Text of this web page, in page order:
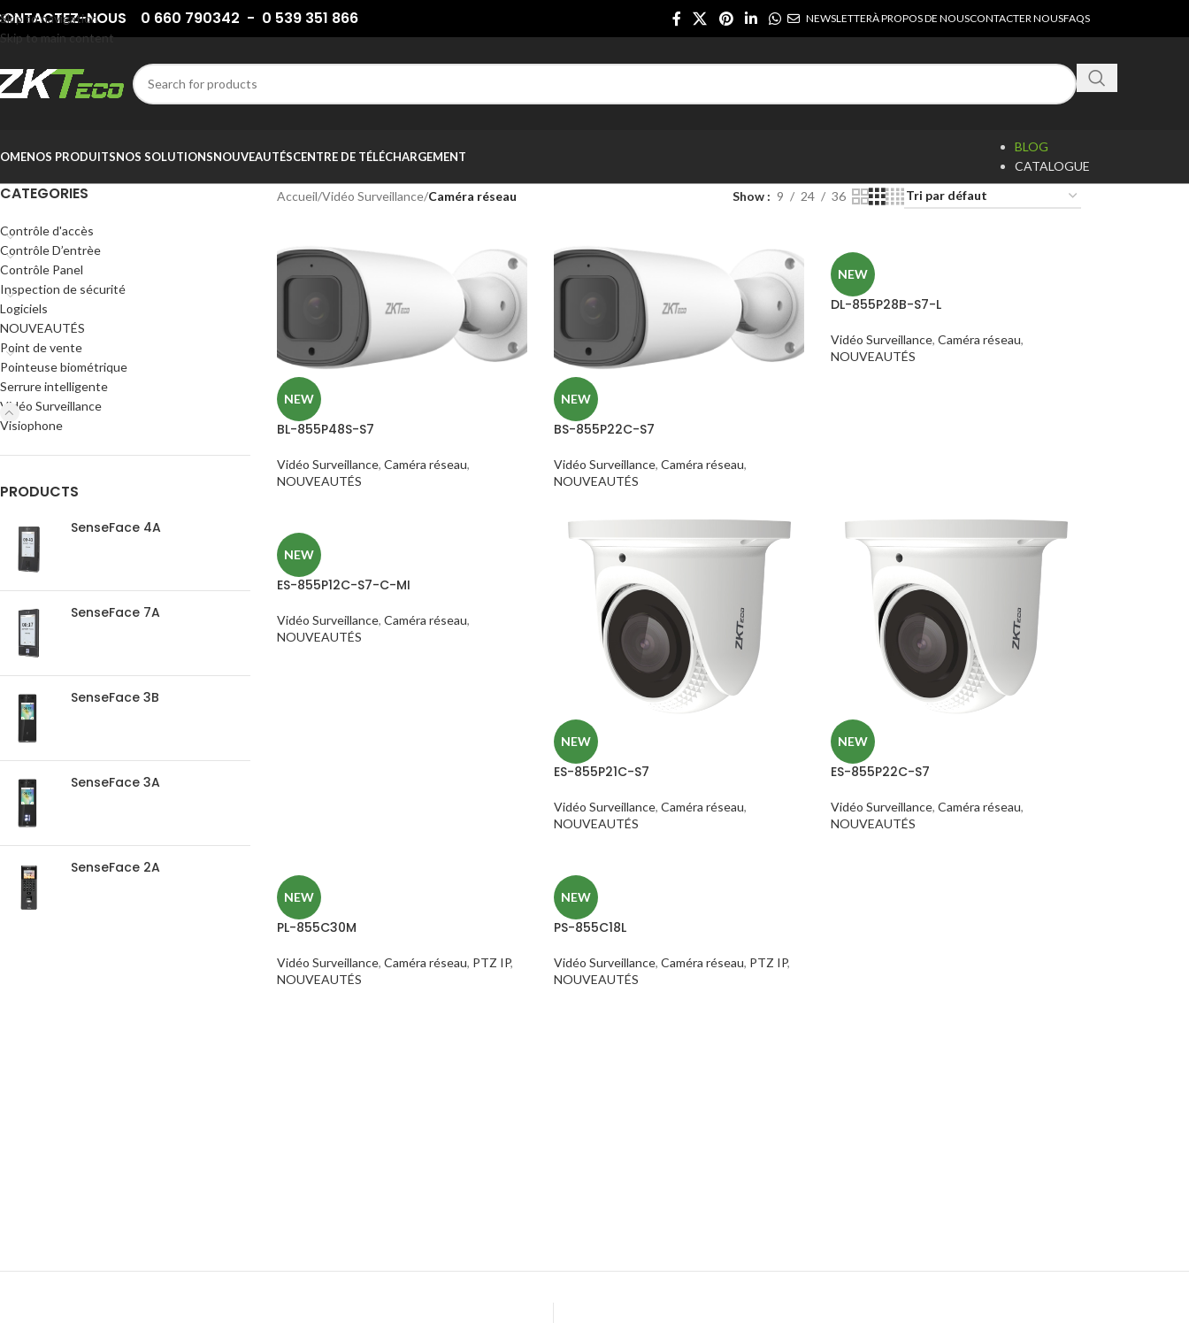
Skip to navigation
Skip to main content
NOUS 0 660 790342 - 0 539 351 866 NEWSLETTERÀ PROPOS DE NOUSCONTACTER NOUSFAQS
NOS PRODUITSNOS SOLUTIONSNOUVEAUTÉSCENTRE DE TÉLÉCHARGEMENT
BLOG
CATALOGUE
CATEGORIES
Contrôle d'accès
Contrôle D’entrèe
Contrôle Panel
Inspection de sécurité
Logiciels
NOUVEAUTÉS
Point de vente
Pointeuse biométrique
Serrure intelligente
Vidéo Surveillance
Visiophone
PRODUCTS
SenseFace 4A
SenseFace 7A
SenseFace 3B
SenseFace 3A
SenseFace 2A
Accueil/Vidéo Surveillance/Caméra réseau Show 9 24 36
NEW
BL-855P48S-S7
Vidéo Surveillance, Caméra réseau,
NOUVEAUTÉS
NEW
BS-855P22C-S7
Vidéo Surveillance, Caméra réseau,
NOUVEAUTÉS
NEW
DL-855P28B-S7-L
Vidéo Surveillance, Caméra réseau,
NOUVEAUTÉS
NEW
ES-855P12C-S7-C-MI
Vidéo Surveillance, Caméra réseau,
NOUVEAUTÉS
NEW
ES-855P21C-S7
Vidéo Surveillance, Caméra réseau,
NOUVEAUTÉS
NEW
ES-855P22C-S7
Vidéo Surveillance, Caméra réseau,
NOUVEAUTÉS
NEW
PL-855C30M
Vidéo Surveillance, Caméra réseau, PTZ IP,
NOUVEAUTÉS
NEW
PS-855C18L
Vidéo Surveillance, Caméra réseau, PTZ IP,
NOUVEAUTÉS